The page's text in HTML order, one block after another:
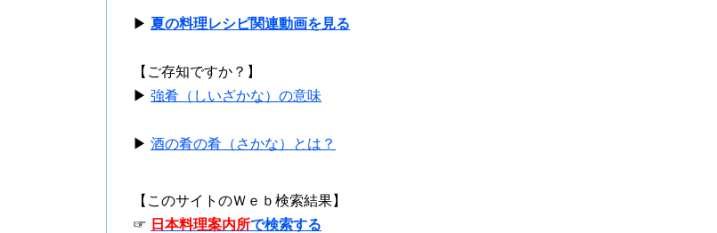
▶ 夏の料理レシピ関連動画を見る
【ご存知ですか？】
▶ 強肴（しいざかな）の意味
▶ 酒の肴の肴（さかな）とは？
【このサイトのＷｅｂ検索結果】
☞ 日本料理案内所で検索する